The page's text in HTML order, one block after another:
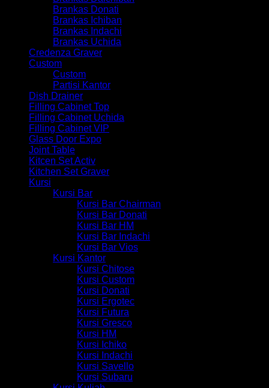
Brankas Donati
Brankas Ichiban
Brankas Indachi
Brankas Uchida
Credenza Graver
Custom
Custom
Partisi Kantor
Dish Drainer
Filling Cabinet Top
Filling Cabinet Uchida
Filling Cabinet VIP
Glass Door Expo
Joint Table
Kitcen Set Activ
Kitchen Set Graver
Kursi
Kursi Bar
Kursi Bar Chairman
Kursi Bar Donati
Kursi Bar HM
Kursi Bar Indachi
Kursi Bar Vios
Kursi Kantor
Kursi Chitose
Kursi Custom
Kursi Donati
Kursi Ergotec
Kursi Futura
Kursi Gresco
Kursi HM
Kursi Ichiko
Kursi Indachi
Kursi Savello
Kursi Subaru